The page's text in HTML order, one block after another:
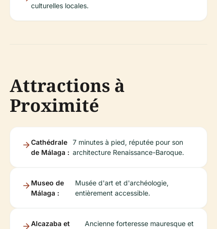
culturelles locales.
Attractions à
Proximité
Cathédrale
de Málaga :
7 minutes à pied, réputée pour son
architecture Renaissance-Baroque.
Museo de
Málaga :
Musée d'art et d'archéologie,
entièrement accessible.
Alcazaba et
Ancienne forteresse mauresque et